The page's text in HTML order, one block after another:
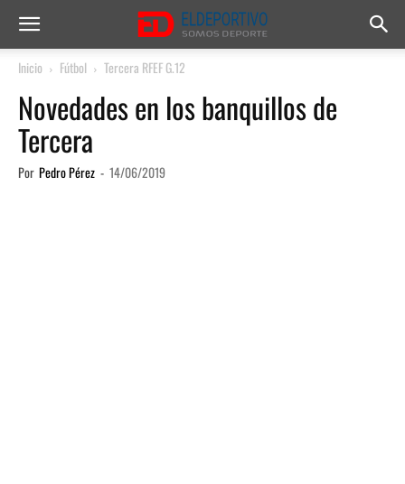
Inicio Fútbol Tercera RFEF G.12
Novedades en los banquillos de
Tercera
Por Pedro Pérez - 14/06/2019